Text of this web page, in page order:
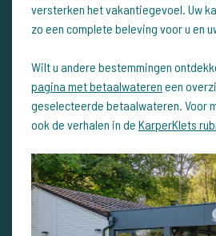
versterken het vakantiegevoel. Uw
zo een complete beleving voor u en
Wilt u andere bestemmingen
pagina met betaalwateren een
geselecteerde betaalwateren. Voor
ook de verhalen in de KarperKlets